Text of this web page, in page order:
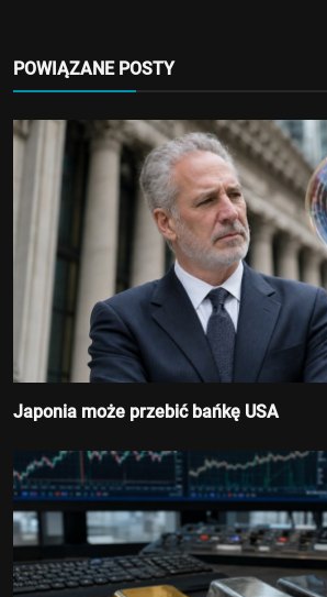
POWIĄZANE POSTY
Japonia może przebić bańkę USA